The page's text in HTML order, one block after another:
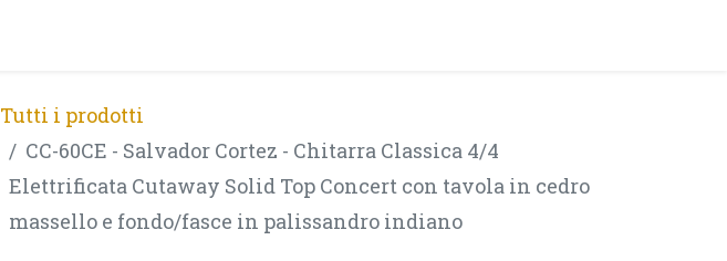
Tutti i prodotti
CC-60CE - Salvador Cortez - Chitarra Classica 4/4
Elettrificata Cutaway Solid Top Concert con tavola in cedro
massello e fondo/fasce in palissandro indiano